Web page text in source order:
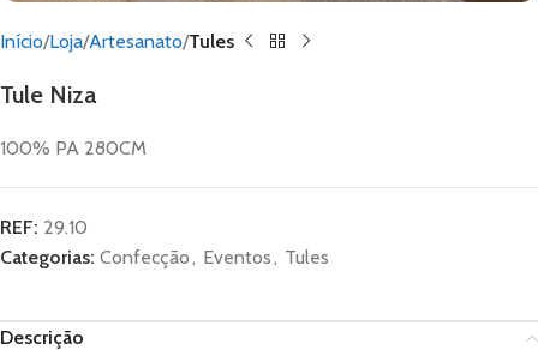
Início Loja Artesanato Tules
Tule Niza
100% PA 280CM
REF: 29.10
Categorias: Confecção, Eventos, Tules
Descrição